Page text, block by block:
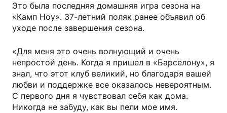
Это была последняя домашняя игра сезона на
«Камп Ноу». 37-летний поляк ранее объявил об
уходе после завершения сезона.
«Для меня это очень волнующий и очень
непростой день. Когда я пришел в «Барселону», я
знал, что этот клуб великий, но благодаря вашей
любви и поддержке все оказалось невероятным.
С первого дня я чувствовал себя как дома.
Никогда не забуду, как вы пели мое имя.